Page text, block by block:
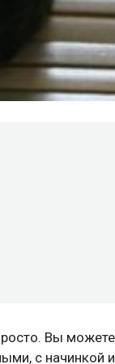
Вы можете
с начинкой